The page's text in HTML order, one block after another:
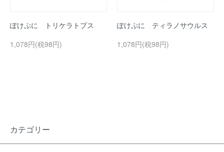
ぽけぷに トリケラトプス
1,078円(税98円)
ぽけぷに ティラノサウルス
1,078円(税98円)
カテゴリー